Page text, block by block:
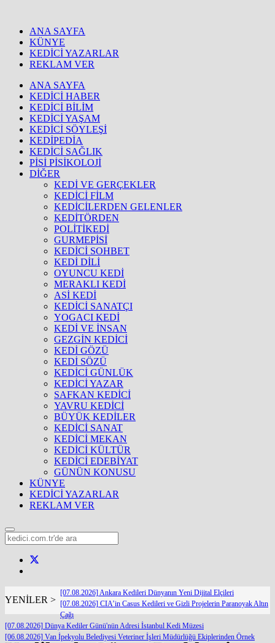
ANA SAYFA
KÜNYE
KEDİCİ YAZARLAR
REKLAM VER
ANA SAYFA
KEDİCİ HABER
KEDİCİ BİLİM
KEDİCİ YAŞAM
KEDİCİ SÖYLEŞİ
KEDİPEDİA
KEDİCİ SAĞLIK
PİSİ PİSİKOLOJİ
DİĞER
KEDİ VE GERÇEKLER
KEDİCİ FİLM
KEDİCİLERDEN GELENLER
KEDİTÖRDEN
POLİTİKEDİ
GURMEPİSİ
KEDİCİ SOHBET
KEDİ DİLİ
OYUNCU KEDİ
MERAKLI KEDİ
ASİ KEDİ
KEDİCİ SANATÇI
YOGACI KEDİ
KEDİ VE İNSAN
GEZGİN KEDİCİ
KEDİ GÖZÜ
KEDİ SÖZÜ
KEDİCİ GÜNLÜK
KEDİCİ YAZAR
SAFKAN KEDİCİ
YAVRU KEDİCİ
BÜYÜK KEDİLER
KEDİCİ SANAT
KEDİCİ MEKAN
KEDİCİ KÜLTÜR
KEDİCİ EDEBİYAT
GÜNÜN KONUSU
KÜNYE
KEDİCİ YAZARLAR
REKLAM VER
YENİLER >
[07.08.2026] Ankara Kedileri Dünyanın Yeni Dijital Elçileri
[07.08.2026] CIA’in Casus Kedileri ve Gizli Projelerin Paranoyak Altın
Çağı
[07.08.2026] Dünya Kediler Günü'nün Adresi İstanbul Kedi Müzesi
[06.08.2026] Van İpekyolu Belediyesi Veteriner İşleri Müdürlüğü Ekiplerinden Örnek